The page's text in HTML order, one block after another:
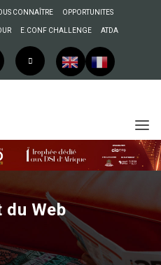
CONNAÎTRE OPPORTUNITES
E.CONF CHALLENGE ATDA
du Web